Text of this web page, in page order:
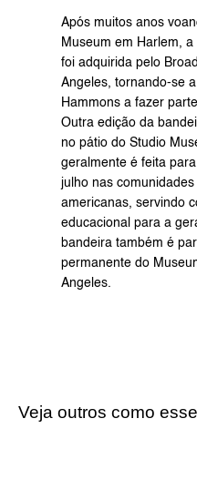
Após muitos anos
Museum em Harlem,
foi adquirida pelo
Angeles, tornando-se
Hammons a fazer
Outra edição da
no pátio do Studio
geralmente é feita
julho nas
americanas, servindo
educacional para a
bandeira também é
permanente do
Angeles.
Veja outros como esse